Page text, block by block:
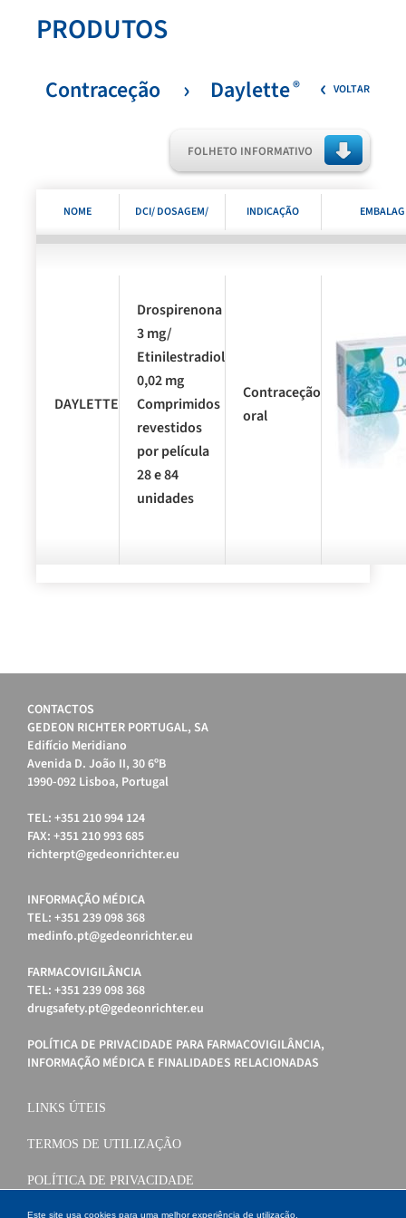
PRODUTOS
Contraceção Daylette® VOLTAR
FOLHETO INFORMATIVO
NOME DCI/ DOSAGEM/
FARMACÊUTICA E
APRESENTAÇÃO
INDICAÇÃO
DAYLETTE
Drospirenona
3 mg/
Etinilestradiol
0,02 mg
Comprimidos
revestidos
por película
28 e 84
unidades
Contraceção
oral
CONTACTOS
GEDEON RICHTER PORTUGAL, SA
Edifício Meridiano
Avenida D. João II, 30 6ºB
1990-092 Lisboa, Portugal
TEL: +351 210 994 124
FAX: +351 210 993 685
richterpt@gedeonrichter.eu
INFORMAÇÃO MÉDICA
TEL: +351 239 098 368
medinfo.pt@gedeonrichter.eu
FARMACOVIGILÂNCIA
TEL: +351 239 098 368
drugsafety.pt@gedeonrichter.eu
POLÍTICA DE PRIVACIDADE PARA FARMACOVIGILÂNCIA,
INFORMAÇÃO MÉDICA E FINALIDADES RELACIONADAS
LINKS ÚTEIS
TERMOS DE UTILIZAÇÃO
POLÍTICA DE PRIVACIDADE
Este site usa cookies para uma melhor experiência de utilização.